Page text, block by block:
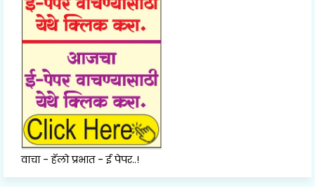
वाचा - हॅलो प्रभात - ई पेपर..!